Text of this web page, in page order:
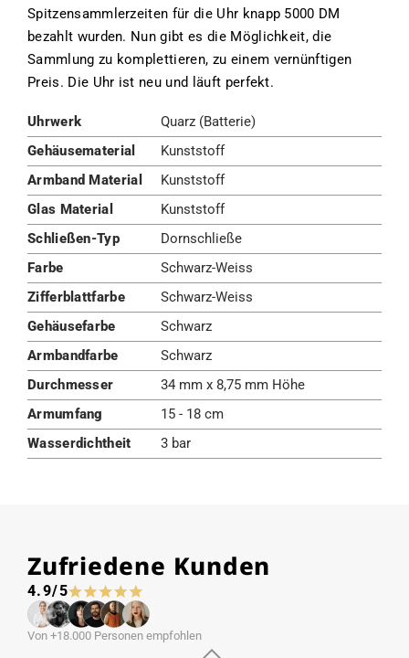
Spitzensammlerzeiten für die Uhr knapp 5000 DM
bezahlt wurden. Nun gibt es die Möglichkeit, die
Sammlung zu komplettieren, zu einem vernünftigen
Preis. Die Uhr ist neu und läuft perfekt.
Uhrwerk
Quarz (Batterie)
Gehäusematerial
Kunststoff
Armband Material
Kunststoff
Glas Material
Kunststoff
Schließen-Typ
Dornschließe
Farbe
Schwarz-Weiss
Zifferblattfarbe
Schwarz-Weiss
Gehäusefarbe
Schwarz
Armbandfarbe
Schwarz
Durchmesser
34 mm x 8,75 mm Höhe
Armumfang
15 - 18 cm
Wasserdichtheit
3 bar
Zufriedene Kunden
4.9/5
Von +18.000 Personen empfohlen